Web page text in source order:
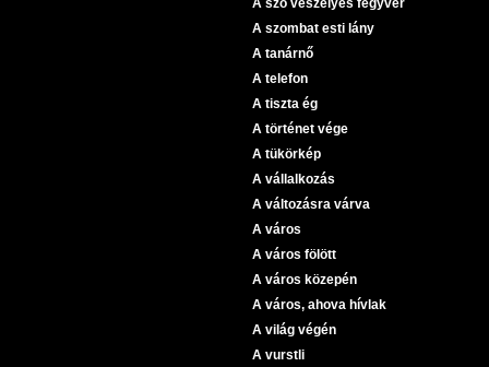
A szó veszélyes fegyver
A szombat esti lány
A tanárnő
A telefon
A tiszta ég
A történet vége
A tükörkép
A vállalkozás
A változásra várva
A város
A város fölött
A város közepén
A város, ahova hívlak
A világ végén
A vurstli